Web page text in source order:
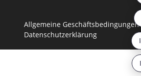
Allgemeine Geschäftsbedingungen
Datenschutzerklärung